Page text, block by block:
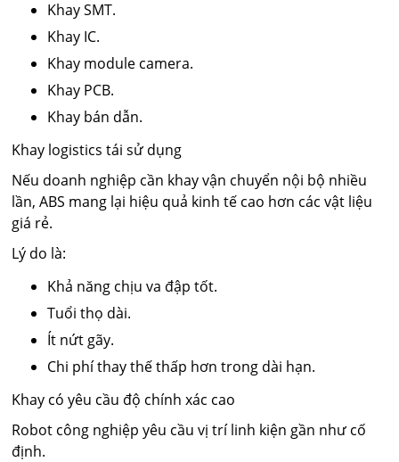
Khay SMT.
Khay IC.
Khay module camera.
Khay PCB.
Khay bán dẫn.
Khay logistics tái sử dụng
Nếu doanh nghiệp cần khay vận chuyển nội bộ nhiều
lần, ABS mang lại hiệu quả kinh tế cao hơn các vật liệu
giá rẻ.
Lý do là:
Khả năng chịu va đập tốt.
Tuổi thọ dài.
Ít nứt gãy.
Chi phí thay thế thấp hơn trong dài hạn.
Khay có yêu cầu độ chính xác cao
Robot công nghiệp yêu cầu vị trí linh kiện gần như cố
định.